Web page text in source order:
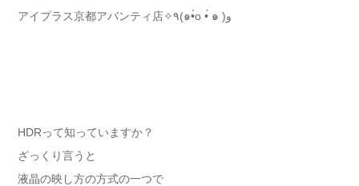
アイプラス京都アバンティ店✧٩(๑•̀o •́ ๑ )و
HDRって知っていますか？
ざっくり言うと
液晶の映し方の方式の一つで